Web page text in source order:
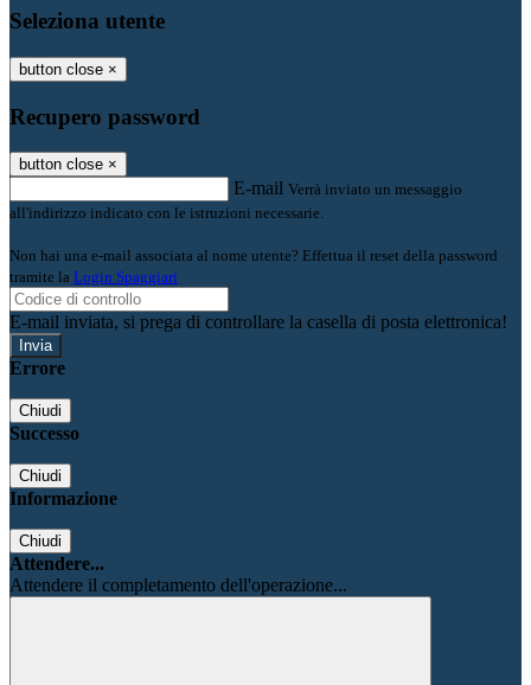
Seleziona utente
button close ×
Recupero password
button close ×
E-mail Verrà inviato un messaggio
all'indirizzo indicato con le istruzioni necessarie.
Non hai una e-mail associata al nome utente? Effettua il reset della password
tramite la Login Spaggiari
E-mail inviata, si prega di controllare la casella di posta elettronica!
Errore
Chiudi
Successo
Chiudi
Informazione
Chiudi
Attendere...
Attendere il completamento dell'operazione...